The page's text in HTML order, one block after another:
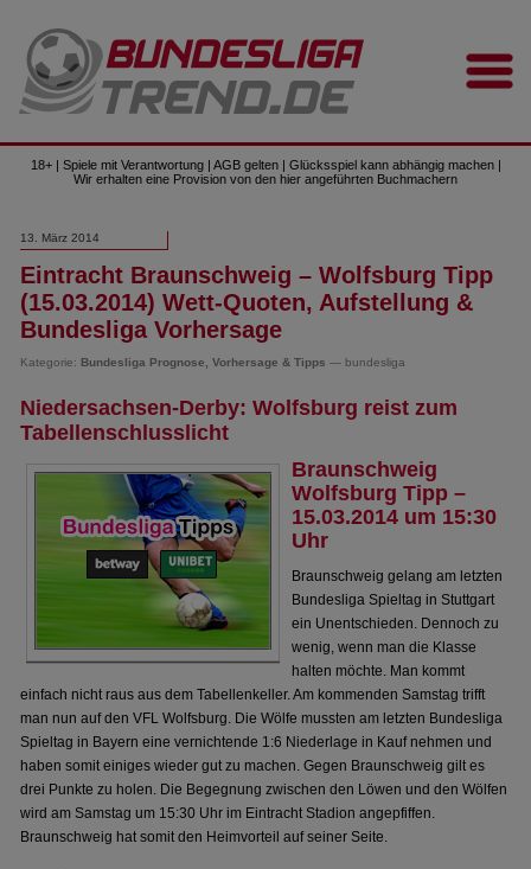
18+ | Spiele mit Verantwortung | AGB gelten | Glücksspiel kann abhängig machen |
Wir erhalten eine Provision von den hier angeführten Buchmachern
13. März 2014
Eintracht Braunschweig – Wolfsburg Tipp
(15.03.2014) Wett-Quoten, Aufstellung &
Bundesliga Vorhersage
Kategorie: Bundesliga Prognose, Vorhersage & Tipps — bundesliga
Niedersachsen-Derby: Wolfsburg reist zum
Tabellenschlusslicht
Braunschweig
Wolfsburg Tipp –
15.03.2014 um 15:30
Uhr
Braunschweig gelang am letzten
Bundesliga Spieltag in Stuttgart
ein Unentschieden. Dennoch zu
wenig, wenn man die Klasse
halten möchte. Man kommt
einfach nicht raus aus dem Tabellenkeller. Am kommenden Samstag trifft
man nun auf den VFL Wolfsburg. Die Wölfe mussten am letzten Bundesliga
Spieltag in Bayern eine vernichtende 1:6 Niederlage in Kauf nehmen und
haben somit einiges wieder gut zu machen. Gegen Braunschweig gilt es
drei Punkte zu holen. Die Begegnung zwischen den Löwen und den Wölfen
wird am Samstag um 15:30 Uhr im Eintracht Stadion angepfiffen.
Braunschweig hat somit den Heimvorteil auf seiner Seite.